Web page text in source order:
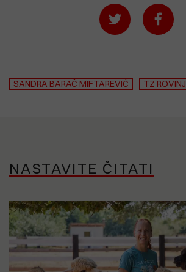
SANDRA BARAČ MIFTAREVIĆ TZ ROVINJ
NASTAVITE ČITATI